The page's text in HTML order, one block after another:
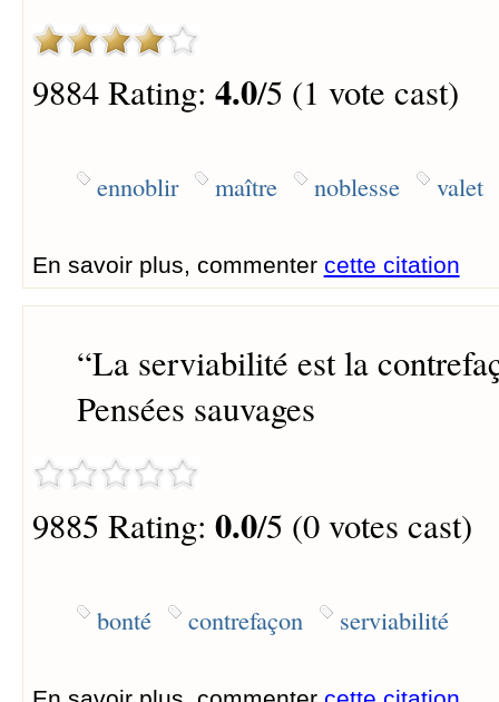
9884 Rating: 4.0/5 (1 vote cast)
ennoblir maître noblesse valet
En savoir plus, commenter cette citation
“La serviabilité est la
Pensées sauvages
9885 Rating: 0.0/5 (0 votes cast)
bonté contrefaçon serviabilité